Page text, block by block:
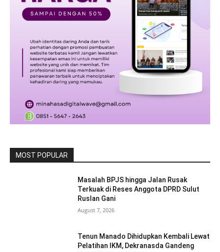
MOST POPULAR
Masalah BPJS hingga Jalan Rusak
Terkuak di Reses Anggota DPRD Sulut
Ruslan Gani
August 7, 2026
Tenun Manado Dihidupkan Kembali Lewat
Pelatihan IKM, Dekranasda Gandeng